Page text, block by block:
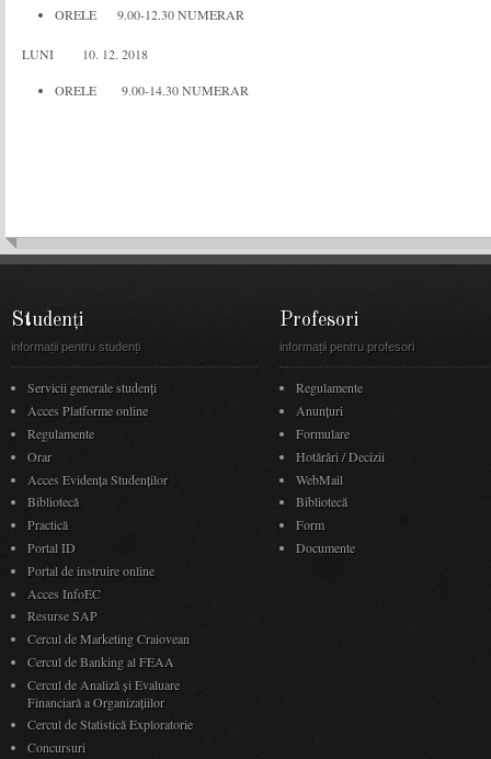
ORELE 9.00-12.30 NUMERAR
LUNI 10. 12. 2018
ORELE 9.00-14.30 NUMERAR
Studenți
informații pentru studenți
Servicii generale studenți
Acces Platforme online
Regulamente
Orar
Acces Evidenţa Studenţilor
Bibliotecă
Practică
Portal ID
Portal de instruire online
Acces InfoEC
Resurse SAP
Cercul de Marketing Craiovean
Cercul de Banking al FEAA
Cercul de Analiză și Evaluare
Financiară a Organizațiilor
Cercul de Statistică Exploratorie
Concursuri
Profesori
informații pentru profesori
Regulamente
Anunţuri
Formulare
Hotărâri / Decizii
WebMail
Bibliotecă
Form
Documente